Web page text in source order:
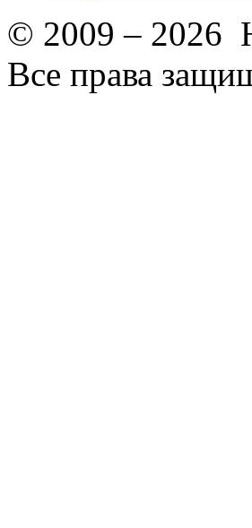
© 2009 – 2026
Все права